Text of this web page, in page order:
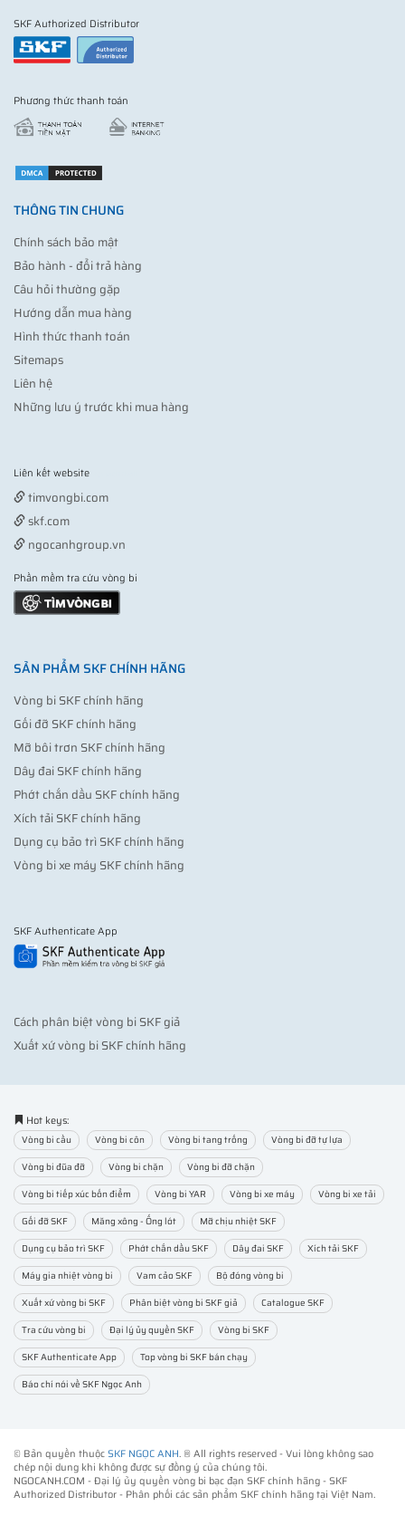
SKF Authorized Distributor
Phương thức thanh toán
THÔNG TIN CHUNG
Chính sách bảo mật
Bảo hành - đổi trả hàng
Câu hỏi thường gặp
Hướng dẫn mua hàng
Hình thức thanh toán
Sitemaps
Liên hệ
Những lưu ý trước khi mua hàng
Liên kết website
timvongbi.com
skf.com
ngocanhgroup.vn
Phần mềm tra cứu vòng bi
SẢN PHẨM SKF CHÍNH HÃNG
Vòng bi SKF chính hãng
Gối đỡ SKF chính hãng
Mỡ bôi trơn SKF chính hãng
Dây đai SKF chính hãng
Phớt chắn dầu SKF chính hãng
Xích tải SKF chính hãng
Dụng cụ bảo trì SKF chính hãng
Vòng bi xe máy SKF chính hãng
SKF Authenticate App
Cách phân biệt vòng bi SKF giả
Xuất xứ vòng bi SKF chính hãng
Hot keys:
Vòng bi cầu Vòng bi côn Vòng bi tang trống
Vòng bi đỡ tự lựa
Vòng bi đũa đỡ
Vòng bi chặn
Vòng bi đỡ chặn
Vòng bi tiếp xúc bốn điểm
Vòng bi YAR Vòng bi xe máy
Vòng bi xe tải
Gối đỡ SKF
Măng xông - Ống lót
Mỡ chịu nhiệt SKF
Dụng cụ bảo trì SKF
Phớt chắn dầu SKF Dây đai SKF
Xích tải SKF
Máy gia nhiệt vòng bi
Vam cảo SKF
Bộ đóng vòng bi
Xuất xứ vòng bi SKF
Phân biệt vòng bi SKF giả
Catalogue SKF
Tra cứu vòng bi
Đại lý ủy quyền SKF
Vòng bi SKF
SKF Authenticate App
Top vòng bi SKF bán chạy
Báo chí nói về SKF Ngọc Anh
© Bản quyền thuộcSKF NGỌC ANH. ® All rights reserved - Vui lòng không sao
chép nội dung khi không được sự đồng ý của chúng tôi.
NGOCANH.COM - Đại lý ủy quyền vòng bi bạc đạn SKF chính hãng -SKF
Authorized Distributor- Phân phối các sản phẩm SKF chính hãng tại Việt Nam.